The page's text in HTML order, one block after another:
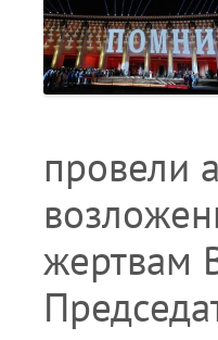
провели
жертвам